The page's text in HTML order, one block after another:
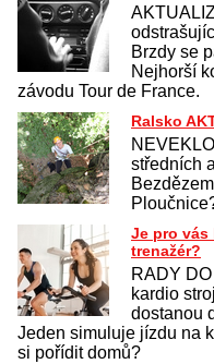
Brzdy se
Nejhorší
závodu Tour de France.
Ralsko
středních
Je pro
trenažér?
RADY
kardio
dostanou
Jeden simuluje jízdu na
si pořídit domů?